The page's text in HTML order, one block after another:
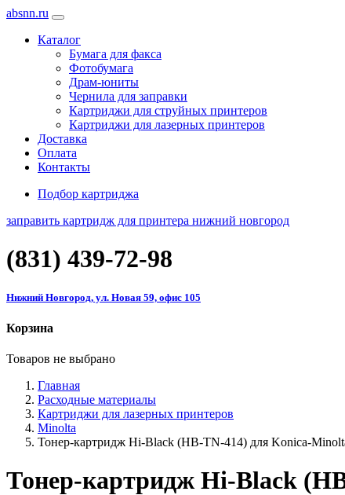
absnn.ru
Каталог
Бумага для факса
Фотобумага
Драм-юниты
Чернила для заправки
Картриджи для струйных принтеров
Картриджи для лазерных принтеров
Доставка
Оплата
Контакты
Подбор картриджа
заправить картридж для принтера нижний новгород
(831) 439-72-98
Нижний Новгород, ул. Новая 59, офис 105
Корзина
Товаров не выбрано
Главная
Расходные материалы
Картриджи для лазерных принтеров
Minolta
Тонер-картридж Hi-Black (HB-TN-414) для Konica-
Тонер-картридж Hi-Black